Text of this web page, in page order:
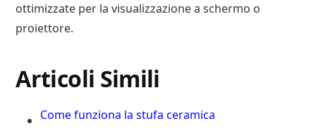
ottimizzate per la visualizzazione a schermo o
proiettore.
Articoli Simili
Come funziona la stufa ceramica